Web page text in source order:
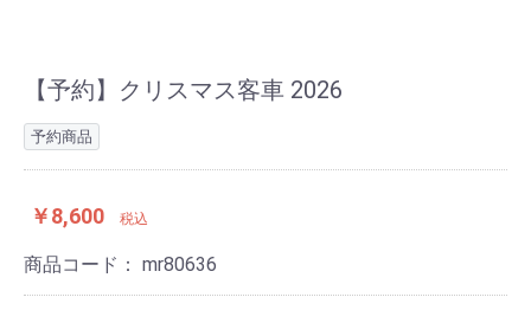
【予約】クリスマス客車 2026
予約商品
￥8,600 税込
商品コード： mr80636